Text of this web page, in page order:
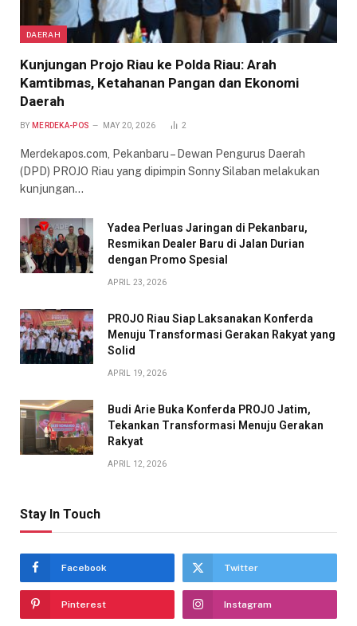
DAERAH
Kunjungan Projo Riau ke Polda Riau: Arah
Kamtibmas, Ketahanan Pangan dan Ekonomi
Daerah
BY MERDEKA-POS MAY 20, 2026 2
Merdekapos.com, Pekanbaru – Dewan Pengurus Daerah
(DPD) PROJO Riau yang dipimpin Sonny Silaban melakukan
kunjungan…
Yadea Perluas Jaringan di Pekanbaru,
Resmikan Dealer Baru di Jalan Durian
dengan Promo Spesial
APRIL 23, 2026
PROJO Riau Siap Laksanakan Konferda
Menuju Transformasi Gerakan Rakyat yang
Solid
APRIL 19, 2026
Budi Arie Buka Konferda PROJO Jatim,
Tekankan Transformasi Menuju Gerakan
Rakyat
APRIL 12, 2026
Stay In Touch
Facebook Twitter
Pinterest Instagram